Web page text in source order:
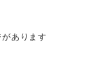
あります